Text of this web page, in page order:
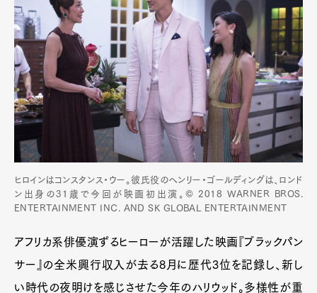
ヒロインはコンスタンス・ウー。彼氏役のヘンリー・ゴールディングは、ロンド
ン出身の31歳で今回が映画初出演。© 2018 WARNER BROS.
ENTERTAINMENT INC. AND SK GLOBAL ENTERTAINMENT
アフリカ系俳優演ずるヒーローが活躍した映画『ブラックパン
サー』の全米興行収入が去る8月に歴代3位を記録し、新し
い時代の夜明けを感じさせた今年のハリウッド。多様性が重